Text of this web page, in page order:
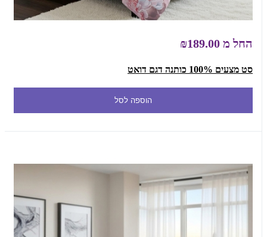
החל מ ₪189.00
סט מצעים 100% כותנה דגם דואט
הוספה לסל